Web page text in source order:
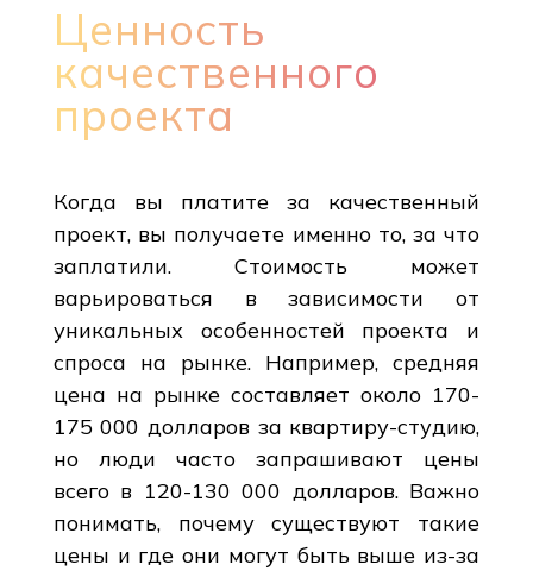
Ценность
качественного
проекта
Когда вы платите за качественный
проект, вы получаете именно то, за что
заплатили. Стоимость может
варьироваться в зависимости от
уникальных особенностей проекта и
спроса на рынке. Например, средняя
цена на рынке составляет около 170-
175 000 долларов за квартиру-студию,
но люди часто запрашивают цены
всего в 120-130 000 долларов. Важно
понимать, почему существуют такие
цены и где они могут быть выше из-за